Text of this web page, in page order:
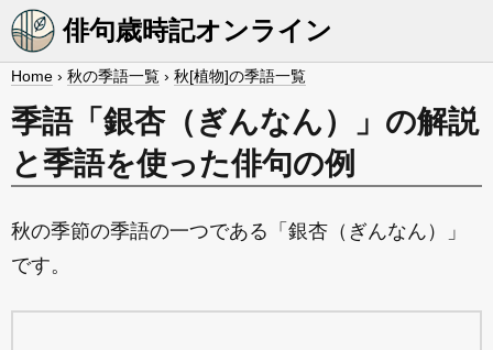
俳句歳時記オンライン
Home › 秋の季語一覧 › 秋[植物]の季語一覧
季語「銀杏（ぎんなん）」の解説
と季語を使った俳句の例
秋の季節の季語の一つである「銀杏（ぎんなん）」
です。